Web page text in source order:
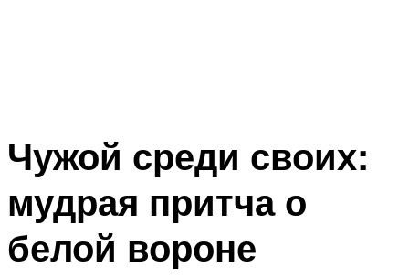
Чужой среди своих:
мудрая притча о
белой вороне